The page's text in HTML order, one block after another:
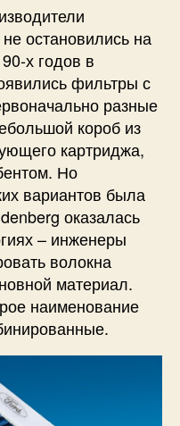
остановились на
х годов в
фильтры с
разные
короб из
картриджа,
Но
вариантов была
оказалась
– инженеры
волокна
материал.
наименование